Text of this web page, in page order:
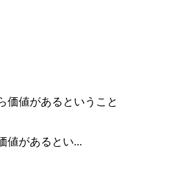
値があるとい...